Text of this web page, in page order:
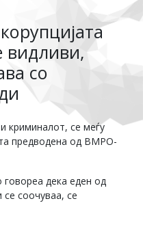
видливи,
со
криминалот, се меѓу
предводена од ВМРО-
говореа дека еден од
соочуваа, се